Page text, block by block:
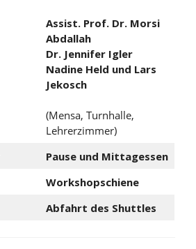
Assist. Prof. Dr.Morsi
Abdallah
Dr. Jennifer Igler
Nadine Held und Lars
Jekosch
(Mensa, Turnhalle,
Lehrerzimmer)
Pause und Mittagessen
Workshopschiene
Abfahrt des Shuttles